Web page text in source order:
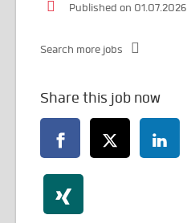
Published on 01.07.2026
Search more jobs
Share this job now